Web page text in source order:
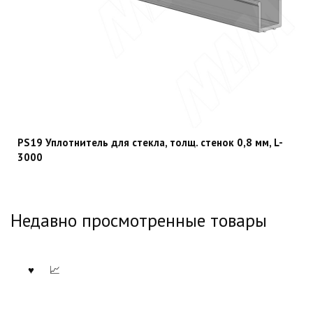
PS19 Уплотнитель для стекла, толщ. стенок 0,8 мм, L-
3000
Недавно просмотренные товары